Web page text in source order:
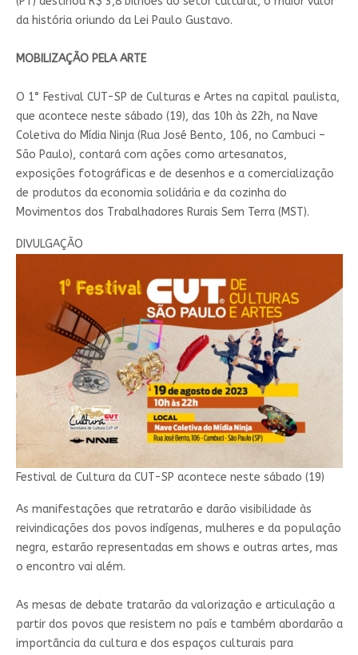
da história oriundo da Lei Paulo Gustavo.
MOBILIZAÇÃO PELA ARTE
O 1° Festival CUT-SP de Culturas e Artes na capital paulista,
que acontece neste sábado (19), das 10h às 22h, na Nave
Coletiva do Mídia Ninja (Rua José Bento, 106, no Cambuci –
São Paulo), contará com ações como artesanatos,
exposições fotográficas e de desenhos e a comercialização
de produtos da economia solidária e da cozinha do
Movimentos dos Trabalhadores Rurais Sem Terra (MST).
DIVULGAÇÃO
Festival de Cultura da CUT-SP acontece neste sábado (19)
As manifestações que retratarão e darão visibilidade às
reivindicações dos povos indígenas, mulheres e da população
negra, estarão representadas em shows e outras artes, mas
o encontro vai além.
As mesas de debate tratarão da valorização e articulação a
partir dos povos que resistem no país e também abordarão a
importância da cultura e dos espaços culturais para